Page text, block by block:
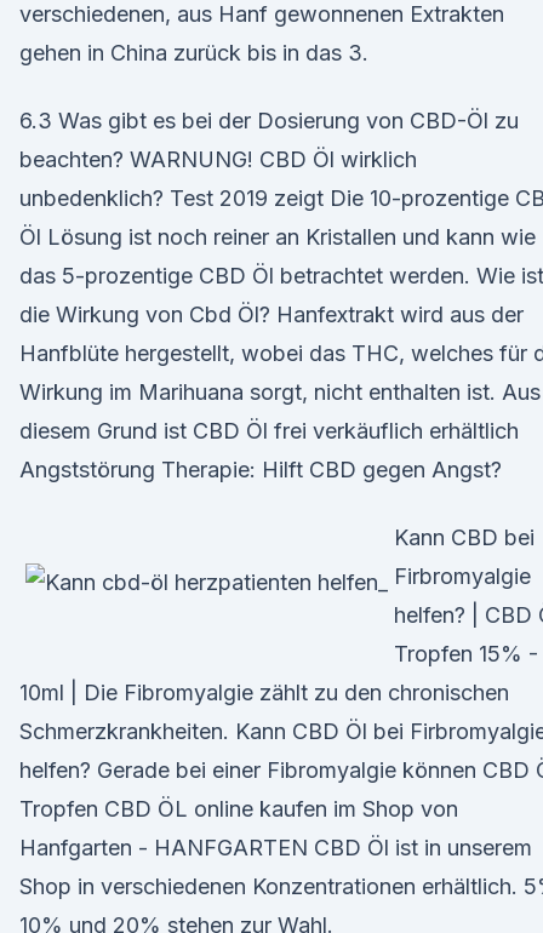
verschiedenen, aus Hanf gewonnenen Extrakten
gehen in China zurück bis in das 3.
6.3 Was gibt es bei der Dosierung von CBD-Öl zu
beachten? WARNUNG! CBD Öl wirklich
unbedenklich? Test 2019 zeigt Die 10-prozentige
Öl Lösung ist noch reiner an Kristallen und kann wie
das 5-prozentige CBD Öl betrachtet werden. Wie ist
die Wirkung von Cbd Öl? Hanfextrakt wird aus der
Hanfblüte hergestellt, wobei das THC, welches für
Wirkung im Marihuana sorgt, nicht enthalten ist. Aus
diesem Grund ist CBD Öl frei verkäuflich erhältlich
Angststörung Therapie: Hilft CBD gegen Angst?
Kann CBD bei
Firbromyalgie
helfen? | CBD
Tropfen 15% -
10ml | Die Fibromyalgie zählt zu den chronischen
Schmerzkrankheiten. Kann CBD Öl bei
helfen? Gerade bei einer Fibromyalgie können CBD
Tropfen CBD ÖL online kaufen im Shop von
Hanfgarten - HANFGARTEN CBD Öl ist in unserem
Shop in verschiedenen Konzentrationen erhältlich.
10% und 20% stehen zur Wahl.